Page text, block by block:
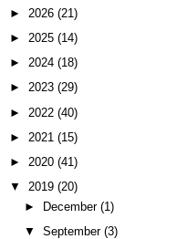
► 2026 (21)
► 2025 (14)
► 2024 (18)
► 2023 (29)
► 2022 (40)
► 2021 (15)
► 2020 (41)
▼
2019 (20)
► December (1)
▼
September (3)